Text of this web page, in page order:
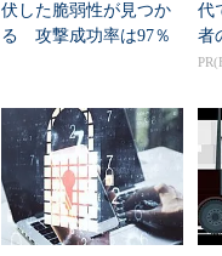
伏した脆弱性が見つか
る 攻撃成功率は97％
代
者